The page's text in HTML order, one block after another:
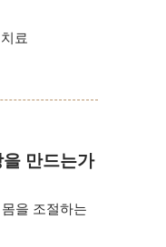
만드는가
을 조절하는